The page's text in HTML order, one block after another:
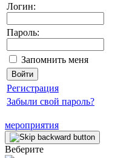
Логин:
Пароль:
Запомнить меня
Регистрация
Забыли свой пароль?
мероприятия
Веберите